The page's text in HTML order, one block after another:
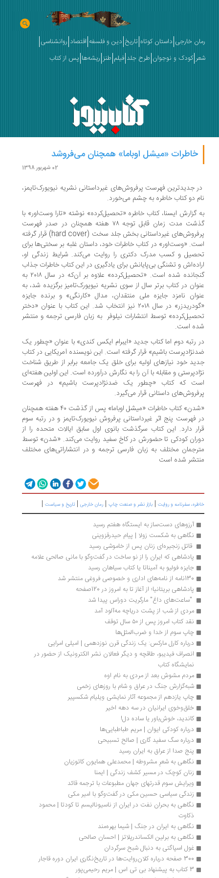
رمان خارجی داستان کوتاه تاریخ دین و فلسفه اقتصاد روانشناسی
شعر کودک و نوجوان طرح جلد فیلم طنز ریشه‌ها پس از کتاب
خاطرات «میشل اوباما» همچنان می‌فروشد
02 شهریور 1398
در جدیدترین فهرست‌ پرفروش‌های غیرداستانی نشریه نیویورک‌تایمز،‌
نام دو کتاب خاطره‌ به چشم می‌خورد.
به گزارش ایسنا، کتاب‌ خاطره «تحصیل‌کرده» نوشته «تارا وست‌اور» با
گذشت مدت زمان قابل توجه ۷۸ هفته همچنان در صدر فهرست
پرفروش‌های غیرداستانی بخش جلد سخت (hard cover) قرار گرفته
است. «وست‌اور» ‌در کتاب خاطرات خود، داستان‌ غلبه ‌بر سختی‌ها برای
تحصیل و کسب مدرک ‌دکتری را روایت می‌کند. شرایط زندگی او،
اراده‌اش و تشنگی بی‌پایانش برای یادگیری در این کتاب خاطرات جذاب
گنجانده شده است. «تحصیل‌کرده» علاوه بر آن‌که در سال ۲۰۱۸ به
عنوان در کتاب برتر سال از سوی نشریه نیویورک‌تامیز برگزیده شد، به
عنوان نامزد جایزه ملی منتقدان،‌ مدال «کارنگی» و برنده جایزه
«‌گودریدزر» در سال ۲۰۱۸ نیز انتخاب شد. این کتاب با عنوان «دختر
تحصیل‌کرده» توسط انتشارات نیلوفر به زبان فارسی ترجمه و منتشر
شده است.
در رتبه دوم اما کتاب جدید «ایبرام ایکس کندی» با عنوان «چطور یک
ضدنژادپرست باشیم» قرار گرفته است. این نویسنده آمریکایی در کتاب
جدید خود نیازهای اولیه برای خلق یک جامعه برابر از طریق شناخت
نژادپرستی و مقابله با آن را به نگارش درآورده است. این اولین هفته‌ای
است که کتاب «چطور یک ضدنژادپرست باشیم»‌ در فهرست
پرفروش‌های داستانی قرار می‌گیرد.
«شدن» کتاب خاطرات «میشل اوباما» پس از گذشت ۴۰ هفته همچنان
در فهرست پنج اثر غیرداستانی پرفروش نیویورک‌تایمز و در رتبه سوم
قرار دارد. این کتاب سرگذشت بانوی اول سابق ایالات متحده را از
دوران کودکی تا حضورش در کاخ سفید روایت می‌کند. «شدن» توسط
مترجمان مختلف به زبان فارسی ترجمه و در انتشاراتی‌های مختلف
منتشر شده است
خاطره، سفرنامه‌ و روایت | بازار نشر و صنعت چاپ | رمان خارجی | تاریخ و سیاست |
آرزوهای دست‌ساز به ایستگاه هفتم رسید
نگاهی به شکست زولا | پیام حیدرقزوینی
قاتل زنجیره‌ای زنان پس از خاموشی رسید
پادشاهی که ایران را از نو ساخت در گفت‌و‌گو با مانی صالحی علامه
جایزه فولیو به آمیناتا یا کتاب سیاهان رسید
130نامه از نامه‌های اداری و خصوصی فروغی منتشر شد
پادشاهی بریتانیا؛ از آغاز تا به امروز در 120صفحه
"ساعت‌های داغ" مارگریت دوراس پیدا شد
مردی از شب از پشت دریاچه مه‌آلود آمد
نقد کتاب امروز پس از ۵۰ سال توقف
چاپ سوم از خدا و ضرب‌المثل‌ها
درباره کارل مارکس: یک زندگی قرن نوزدهمی | امیلی امرایی
نمایشگاه کتاب
مردم مشوش بعد از مردی به نام اوه
شبه‌گزارش جنگ در عراق و شام با روزهای زخمی
چاپ یازدهم از مجموعه آثار نمایشی ویلیام شکسپیر
خلق‌وخوی ایرانیان در سه دهه اخیر
کاندید، خوش‌باور یا ساده دل!
درباره کودکی ایوان | مریم طباطبایی‌ها
درباره سگ سفید گاری | صالح تسبیحی
پنج صدا از عراق به ایران رسید
نگاهی به شعرِ مشروطه | محمدعلی همایون کاتوزیان
زنان کوچک در مسیر کشف زندگی | ایمنا
ویرایش سوم قدرتهای جهان مطبوعات با ترجمه قائد
زندگی سیاسی حسین مکی در گفت‌وگو با امیر مکی
ذکاوت
نگاهی به ایران در جنگ | شیما بهره‌مند
نگاهی به برلین الکساندرپلاتز | احسان صالحی
غول اسپاگتی به دنبال شبح سرگردان
300 صفحه درباره کلان‌روایت‌ها در تاریخ‌نگاری ایران دوره قاجار
3 کتاب به پیشنهاد بی تی اس | مریم رحیمی‌پور